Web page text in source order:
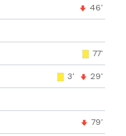
46'
77'
3' 29'
79'